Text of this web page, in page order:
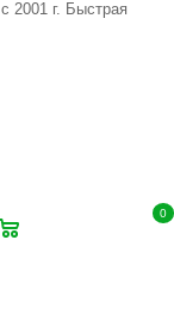
2001 г. Быстрая
0